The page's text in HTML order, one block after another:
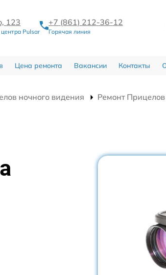
123
Pulsar
+7 (861) 212-36-12
Горячая линия
Цена ремонта Вакансии Контакты
ночного видения
Ремонт